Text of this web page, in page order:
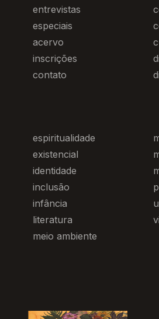
entrevistas
especiais
acervo
inscrições
contato
espiritualidade
existencial
identidade
inclusão
infância
literatura
meio ambiente